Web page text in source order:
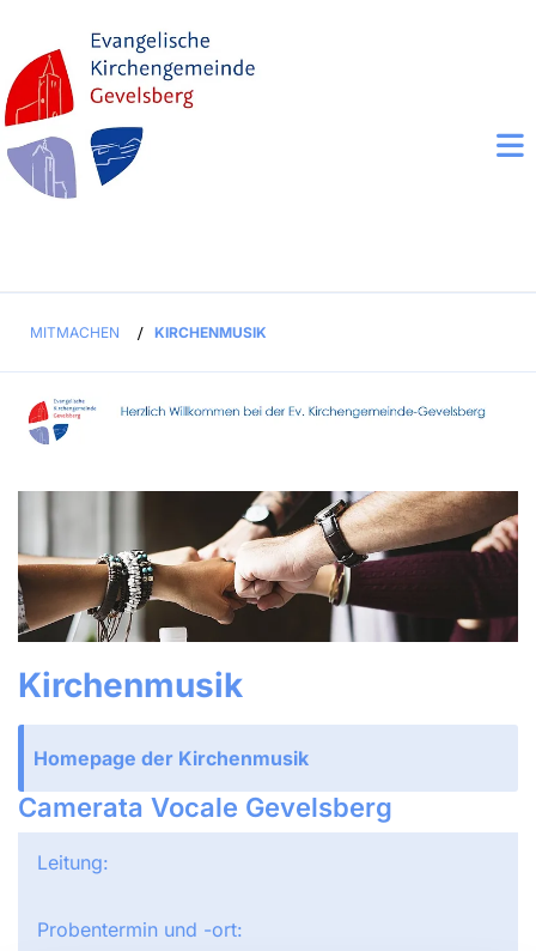
MITMACHEN / KIRCHENMUSIK
Kirchenmusik
Homepage der Kirchenmusik
Camerata Vocale Gevelsberg
Leitung:
Probentermin und -ort: